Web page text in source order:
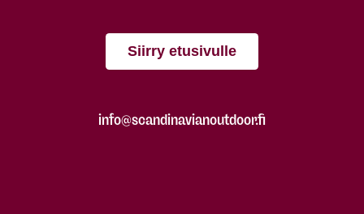
Siirry etusivulle
info@scandinavianoutdoor.fi